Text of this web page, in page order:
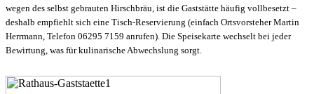
wegen des selbst gebrauten Hirschbräu, ist die Gaststätte häufig vollbesetzt –
deshalb empfiehlt sich eine Tisch-Reservierung (einfach Ortsvorsteher Martin
Herrmann, Telefon 06295 7159 anrufen). Die Speisekarte wechselt bei jeder
Bewirtung, was für kulinarische Abwechslung sorgt.